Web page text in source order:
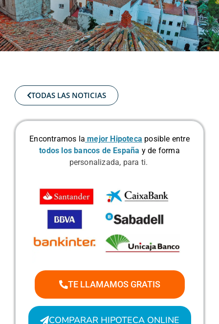
TODAS LAS NOTICIAS
Encontramos la mejor Hipoteca posible entre
todos los bancos de España y de forma
personalizada, para ti.
TE LLAMAMOS GRATIS
COMPARAR HIPOTECA ONLINE